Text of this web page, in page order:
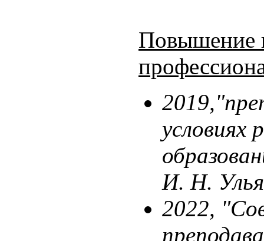
Повышение
условиях
И. Н.
2022,